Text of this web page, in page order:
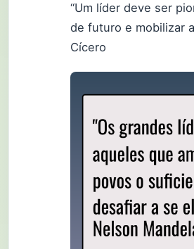
“Um líder deve ser
de futuro e mobilizar
Cícero